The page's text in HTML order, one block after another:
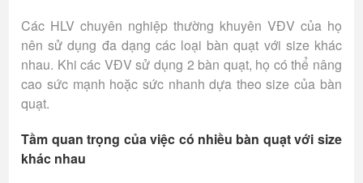
Các HLV chuyên nghiệp thường khuyên VĐV của họ
nên sử dụng đa dạng các loại bàn quạt với size khác
nhau. Khi các VĐV sử dụng 2 bàn quạt, họ có thể nâng
cao sức mạnh hoặc sức nhanh dựa theo size của bàn
quạt.
Tầm quan trọng của việc có nhiều bàn quạt với size
khác nhau